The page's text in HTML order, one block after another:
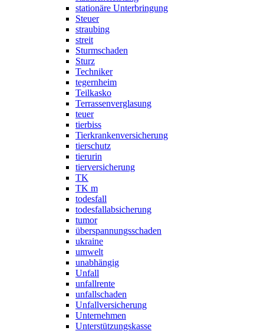
stationäre Unterbringung
Steuer
straubing
streit
Sturmschaden
Sturz
Techniker
tegernheim
Teilkasko
Terrassenverglasung
teuer
tierbiss
Tierkrankenversicherung
tierschutz
tierurin
tierversicherung
TK
TK m
todesfall
todesfallabsicherung
tumor
überspannungsschaden
ukraine
umwelt
unabhängig
Unfall
unfallrente
unfallschaden
Unfallversicherung
Unternehmen
Unterstützungskasse